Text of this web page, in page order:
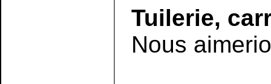
Tuilerie,
Nous